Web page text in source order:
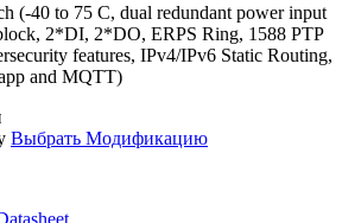
(-40 to 75 C, dual redundant power input
2*DI, 2*DO, ERPS Ring, 1588 PTP
features, IPv4/IPv6 Static Routing,
and MQTT)
Выбрать Модификацию